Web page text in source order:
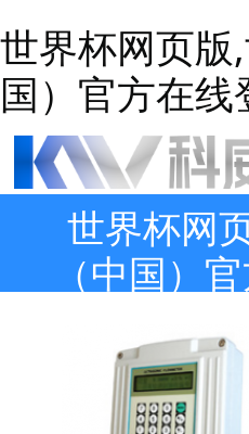
世界杯网页版
国）官方在线
世界杯网
（中国）